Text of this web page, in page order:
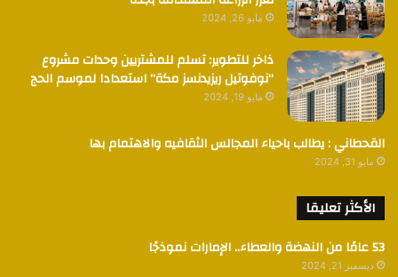
مايو 26, 2024
ذاخر للتطوير: تسلم للمشتريين وحدات مشروع
“نوفوتيل ريزيدنسز مكة” استعدادا لموسم الحج
مايو 19, 2024
القحطاني : يطالب باحياء المجالس الثقافيه والاهتمام بها
مايو 31, 2024
الأكثر تعليقا
53 عامًا من النهضة والعطاء.. الإمارات نموذجًا
ديسمبر 21, 2024